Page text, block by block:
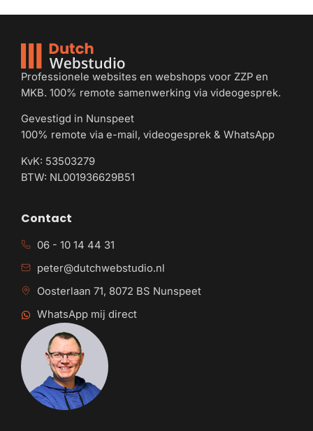
Professionele websites en webshops voor ZZP en
MKB. 100% remote samenwerking via videogesprek.
Gevestigd in Nunspeet
100% remote via e-mail, videogesprek & WhatsApp
KvK: 53503279
BTW: NL001936629B51
Contact
06 - 10 14 44 31
peter@dutchwebstudio.nl
Oosterlaan 71, 8072 BS Nunspeet
WhatsApp mij direct